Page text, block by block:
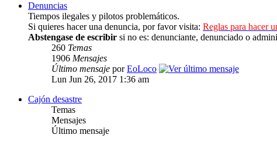
Denuncias
Tiempos ilegales y pilotos problemáticos.
Si quieres hacer una denuncia, por favor visita: Reglas para hacer
Abstengase de escribir si no es: denunciante, denunciado o
260 Temas
1906 Mensajes
Último mensaje porEoLoco
Lun Jun 26, 2017 1:36 am
Cajón desastre
Temas
Mensajes
Último mensaje